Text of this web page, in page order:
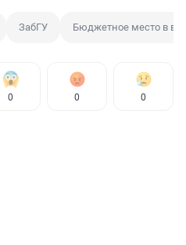
ЗабГУ Бюджетное место в
0 0 0